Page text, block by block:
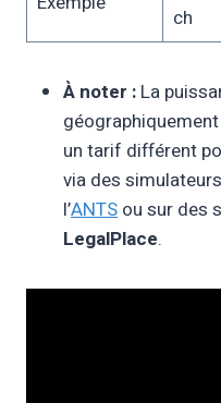
ch
À noter : La
un tarif différent
via des
l’ANTS ou sur des
LegalPlace.